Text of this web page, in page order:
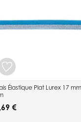
Élastique Plat Lurex 17
€